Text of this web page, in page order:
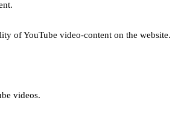
of YouTube video-content on the website.
videos.